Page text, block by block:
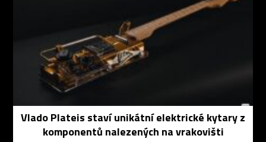
Vlado Plateis staví unikátní elektrické kytary z
komponentů nalezených na vrakovišti